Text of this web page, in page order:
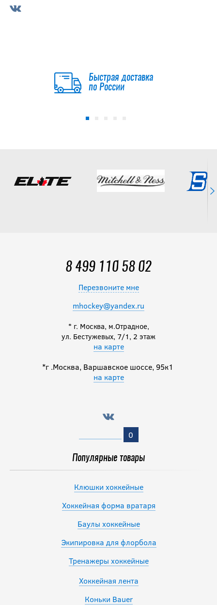
Быстрая доставка
по России
8 499 110 58 02
Перезвоните мне
mhockey@yandex.ru
* г. Москва, м.Отрадное,
ул. Бестужевых, 7/1, 2 этаж
на карте
*г .Москва, Варшавское шоссе, 95к1
на карте
0
Популярные товары
Клюшки хоккейные
Хоккейная форма вратаря
Баулы хоккейные
Экипировка для флорбола
Тренажеры хоккейные
Хоккейная лента
Коньки Bauer